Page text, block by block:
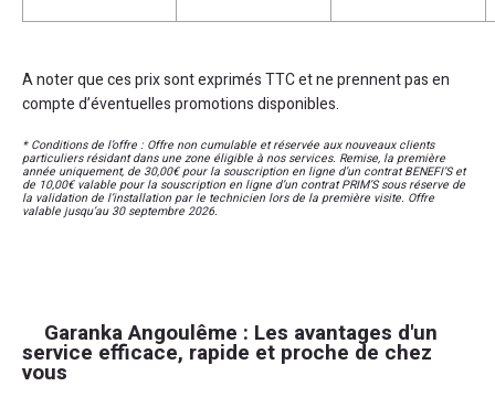
A noter que ces prix sont exprimés TTC et ne prennent pas en
compte d’éventuelles promotions disponibles.
* Conditions de l’offre : Offre non cumulable et réservée aux nouveaux clients
particuliers résidant dans une zone éligible à nos services. Remise, la première
année uniquement, de 30,00€ pour la souscription en ligne d’un contrat BENEFI’S et
de 10,00€ valable pour la souscription en ligne d’un contrat PRIM’S sous réserve de
la validation de l’installation par le technicien lors de la première visite. Offre
valable jusqu’au 30 septembre 2026.
Garanka Angoulême : Les avantages d'un
service efficace, rapide et proche de chez
vous